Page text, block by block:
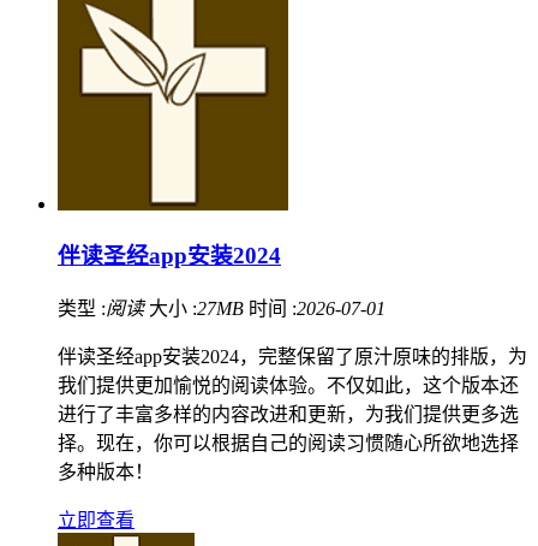
伴读圣经app安装2024
类型 :阅读 大小 :27MB 时间 :2026-07-01
伴读圣经app安装2024，完整保留了原汁原味的排版，为
我们提供更加愉悦的阅读体验。不仅如此，这个版本还
进行了丰富多样的内容改进和更新，为我们提供更多选
择。现在，你可以根据自己的阅读习惯随心所欲地选择
多种版本！
立即查看